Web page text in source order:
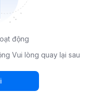
động
Vui lòng quay lại sau